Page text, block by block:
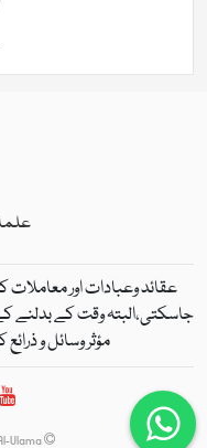
عقائد وعبادات اور
جاسکتی،البتہ وقت کے بدلنے
مؤثر وسائل و
Al-Ulama - تمام حقوق محفوظ ہیں 2026